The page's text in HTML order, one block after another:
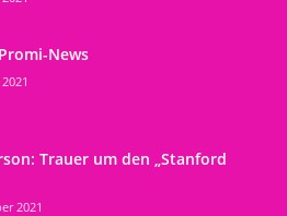
News
Trauer um den „Stanford
2021